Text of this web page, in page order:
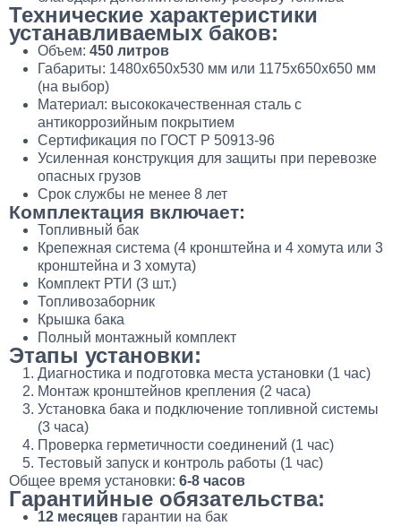
Технические характеристики
устанавливаемых баков:
Объем: 450 литров
Габариты: 1480х650х530 мм или 1175х650х650 мм
(на выбор)
Материал: высококачественная сталь с
антикоррозийным покрытием
Сертификация по ГОСТ Р 50913-96
Усиленная конструкция для защиты при перевозке
опасных грузов
Срок службы не менее 8 лет
Комплектация включает:
Топливный бак
Крепежная система (4 кронштейна и 4 хомута или 3
кронштейна и 3 хомута)
Комплект РТИ (3 шт.)
Топливозаборник
Крышка бака
Полный монтажный комплект
Этапы установки:
Диагностика и подготовка места установки (1 час)
Монтаж кронштейнов крепления (2 часа)
Установка бака и подключение топливной системы
(3 часа)
Проверка герметичности соединений (1 час)
Тестовый запуск и контроль работы (1 час)
Общее время установки: 6-8 часов
Гарантийные обязательства:
12 месяцев гарантии на бак